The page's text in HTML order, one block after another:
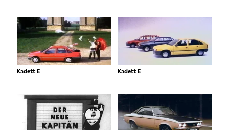
Kadett E Kadett E